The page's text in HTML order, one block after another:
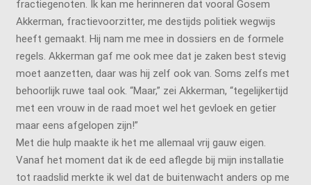
fractiegenoten. Ik kan me herinneren dat vooral Gosem
Akkerman, fractievoorzitter, me destijds politiek wegwijs
heeft gemaakt. Hij nam me mee in dossiers en de formele
regels. Akkerman gaf me ook mee dat je zaken best stevig
moet aanzetten, daar was hij zelf ook van. Soms zelfs met
behoorlijk ruwe taal ook. “Maar,” zei Akkerman, “tegelijkertijd
met een vrouw in de raad moet wel het gevloek en getier
maar eens afgelopen zijn!”
Met die hulp maakte ik het me allemaal vrij gauw eigen.
Vanaf het moment dat ik de eed aflegde bij mijn installatie
tot raadslid merkte ik wel dat de buitenwacht anders op me